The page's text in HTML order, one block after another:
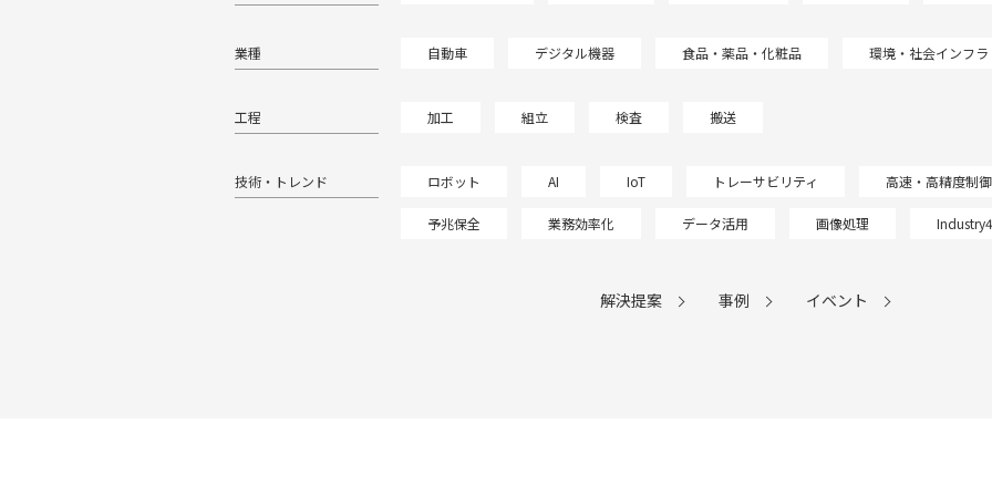
業種 自動車 デジタル機器 食品・薬品・化粧品 環境・社会インフ
工程 加工 組立 検査 搬送
技術・トレンド ロボット AI IoT トレーサビリティ 高速・高精度制御
予兆保全 業務効率化 データ活用 画像処理
解決提案 事例 イベント